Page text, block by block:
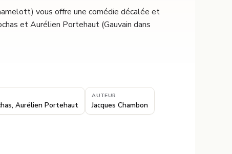
vous offre une comédie décalée et
et Aurélien Portehaut (Gauvain dans
Aurélien Portehaut
AUTEUR
Jacques Chambon